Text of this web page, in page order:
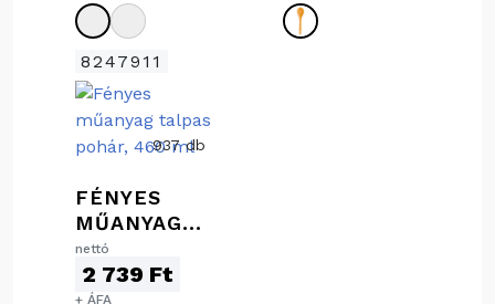
8247911
937 db
FÉNYES
MŰANYAG
TALPAS
POHÁR, 460
ML
nettó
2 739 Ft
+ ÁFA